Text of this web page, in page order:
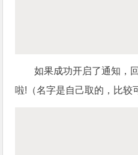
如果成功开启了通知，
啦!（名字是自己取的，比较